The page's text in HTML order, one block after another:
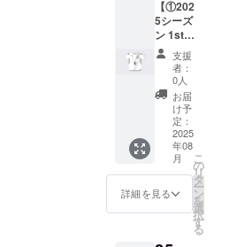
掲載場
所：
TRANK
SHONA
Nの公式
HP ・掲
載期
間：
2025年
5月1
日〜1年
間掲載
方法：
文字の
所：
TRANK
SHONA
Nの公式
HP ・掲
載期
間：
2025年
5月1
日〜1年
間掲載
・掲載
文字の
み ・注
のリ
ターン
品に付
属しま
す。公
式HPに
ご希望
のお名
前を記
載いた
しま
す。 ・
掲載場
所：
SHONA
Nの公式
レーニ
ング
ウェア
を上下
セット
でお届
けしま
す。 ・
サイズ
展開：
130〜
2XL（
サイズ
チャー
【①202
5シーズ
ン 1stユ
ニ
フォー
ム +
②HPへ
の氏名
掲載
権】
①2025
シーズ
ン 1stユ
ニ
フォー
ム
支援
者：
0人
お届
け予
定：
2025
年08
月
詳細を見る
こ
の
リ
タ
ー
ン
を
選
択
す
る